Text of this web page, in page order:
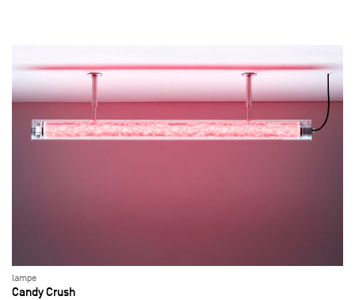
lampe
Candy Crush